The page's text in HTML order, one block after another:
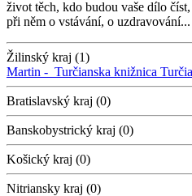
život těch, kdo budou vaše dílo
při něm o vstávání, o uzdravování...
Žilinský kraj (1)
Martin - Turčianska knižnica
Bratislavský kraj (0)
Banskobystrický kraj (0)
Košický kraj (0)
Nitriansky kraj (0)